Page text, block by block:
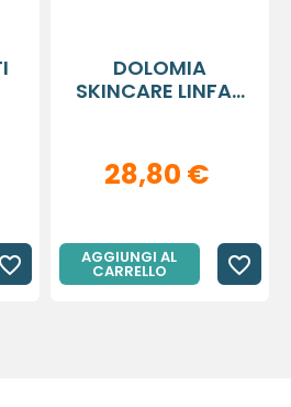
favorite_border
DOLOMIA
SKINCARE LINFA...
28,80 €
AGGIUNGI AL
CARRELLO favorite_border